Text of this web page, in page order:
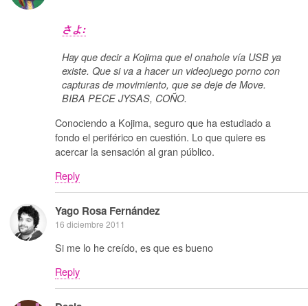
さよ:
Hay que decir a Kojima que el onahole vía USB ya
existe. Que si va a hacer un videojuego porno con
capturas de movimiento, que se deje de Move.
BIBA PECE JYSAS, COÑO.
Conociendo a Kojima, seguro que ha estudiado a
fondo el periférico en cuestión. Lo que quiere es
acercar la sensación al gran público.
Reply
Yago Rosa Fernández
16 diciembre 2011
Si me lo he creído, es que es bueno
Reply